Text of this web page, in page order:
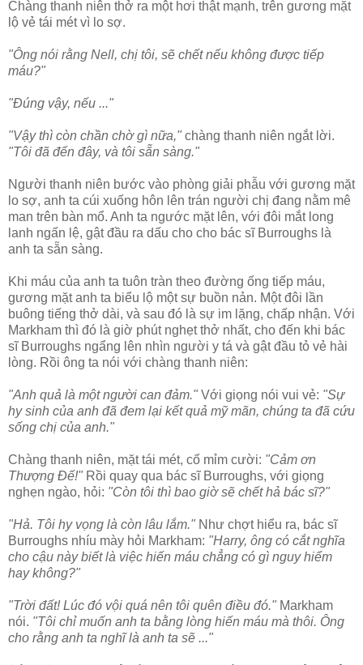
Chàng thanh niên thở ra một hơi thật mạnh, trên gương mặt
lộ vẻ tái mét vì lo sợ.
"Ông nói rằng Nell, chị tôi, sẽ chết nếu không được tiếp
máu?"
"Đúng vậy, nếu ..."
"Vậy thì còn chần chờ gì nữa," chàng thanh niên ngắt lời.
"Tôi đã đến đây, và tôi sẵn sàng."
Người thanh niên bước vào phòng giải phẫu với gương mặt
lo sợ, anh ta cúi xuống hôn lên trán người chị đang nằm mê
man trên bàn mổ. Anh ta ngước mặt lên, với đôi mắt long
lanh ngấn lệ, gật đầu ra dấu cho cho bác sĩ Burroughs là
anh ta sẵn sàng.
Khi máu của anh ta tuôn tràn theo đường ống tiếp máu,
gương mặt anh ta biểu lộ một sự buồn nản. Một đôi lần
buông tiếng thở dài, và sau đó là sự im lặng, chấp nhận. Với
Markham thì đó là giờ phút nghẹt thở nhất, cho đến khi bác
sĩ Burroughs ngẩng lên nhìn người y tá và gật đầu tỏ vẻ hài
lòng. Rồi ông ta nói với chàng thanh niên:
"Anh quả là một người can đảm." Với giọng nói vui vẻ: "Sự
hy sinh của anh đã đem lại kết quả mỹ mãn, chúng ta đã cứu
sống chị của anh."
Chàng thanh niên, mặt tái mét, cố mỉm cười: "Cảm ơn
Thượng Đế!" Rồi quay qua bác sĩ Burroughs, với giọng
nghẹn ngào, hỏi: "Còn tôi thì bao giờ sẽ chết hả bác sĩ?"
"Hả. Tôi hy vọng là còn lâu lắm." Như chợt hiểu ra, bác sĩ
Burroughs nhíu mày hỏi Markham: "Harry, ông có cắt nghĩa
cho cậu này biết là việc hiến máu chẳng có gì nguy hiểm
hay không?"
"Trời đất! Lúc đó vội quá nên tôi quên điều đó." Markham
nói. "Tôi chỉ muốn anh ta bằng lòng hiến máu mà thôi. Ông
cho rằng anh ta nghĩ là anh ta sẽ ..."